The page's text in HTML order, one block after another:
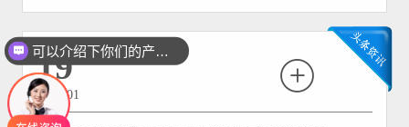
展示册”升级为真正的营销型网站，三个月后，网站带来的
询盘量增长了230%。这个故事在增城并非个例—在数字经
济时代
19
2026-01